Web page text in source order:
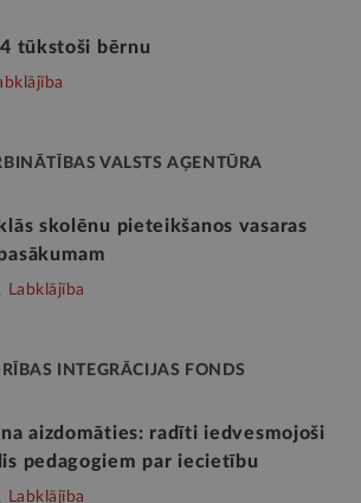
tūkstoši bērnu
VALSTS AĢENTŪRA
skolēnu pieteikšanos vasaras
Labklājība
INTEGRĀCIJAS FONDS
aizdomāties: radīti iedvesmojoši
pedagogiem par iecietību
Labklājība